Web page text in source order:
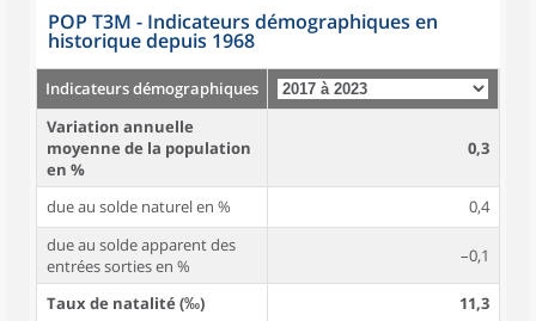
POP T3M - Indicateurs démographiques en
historique depuis 1968
Indicateurs démographiques
Variation annuelle
moyenne de la population
en %
0,3
due au solde naturel en %
0,4
due au solde apparent des
entrées sorties en %
–0,1
Taux de natalité (‰)
11,3